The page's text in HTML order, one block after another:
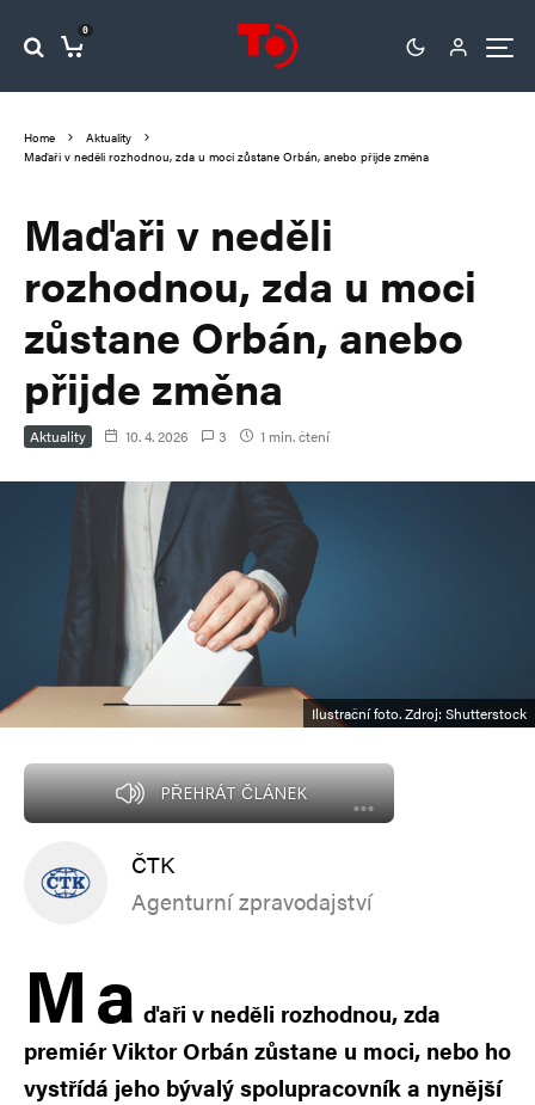
0
Home
Aktuality
Maďaři v neděli rozhodnou, zda u moci zůstane Orbán, anebo přijde změna
Maďaři v neděli
rozhodnou, zda u moci
zůstane Orbán, anebo
přijde změna
Aktuality 10. 4. 2026 3 1 min. čtení
Ilustrační foto. Zdroj: Shutterstock
PŘEHRÁT ČLÁNEK
ČTK
Agenturní zpravodajství
Ma ďaři v neděli rozhodnou, zda
premiér Viktor Orbán zůstane u moci, nebo ho
vystřídá jeho bývalý spolupracovník a nynější